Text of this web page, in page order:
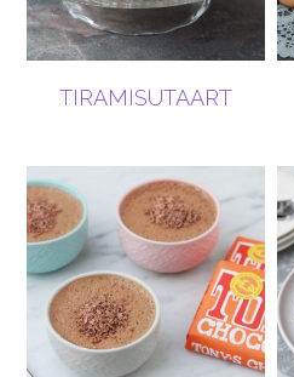
TIRAMISUTAART